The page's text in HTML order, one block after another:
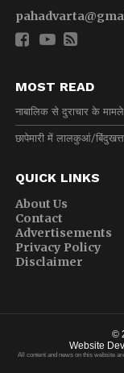
MOST READ
नाबालिक से दुराचार के
छापेमारी में लालकुआं/
QUICK LINKS
About Us
Contact
Advertisements
Privacy Policy
Disclaimer
©
Website
All content and news on this website